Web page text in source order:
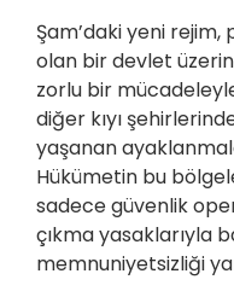
Şam’daki yeni
olan bir devlet
zorlu bir
diğer kıyı
yaşanan
Hükümetin bu
sadece güvenlik
çıkma yasaklarıyla
memnuniyetsizliği